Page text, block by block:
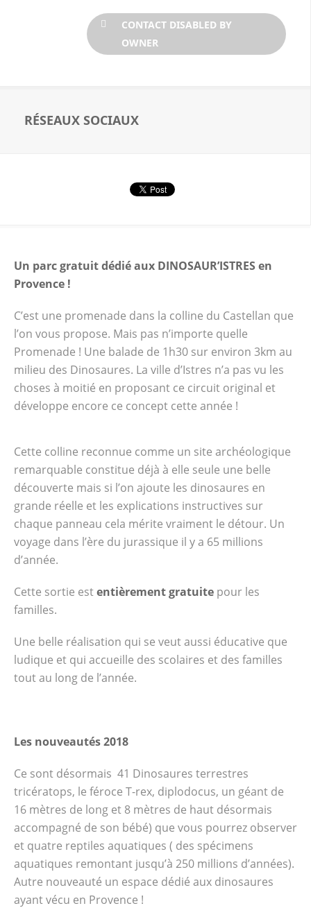
CONTACT DISABLED BY
OWNER
RÉSEAUX SOCIAUX
Un parc gratuit dédié aux DINOSAUR’ISTRES en
Provence !
C’est une promenade dans la colline du Castellan que
l’on vous propose. Mais pas n’importe quelle
Promenade ! Une balade de 1h30 sur environ 3km au
milieu des Dinosaures. La ville d’Istres n’a pas vu les
choses à moitié en proposant ce circuit original et
développe encore ce concept cette année !
Cette colline reconnue comme un site archéologique
remarquable constitue déjà à elle seule une belle
découverte mais si l’on ajoute les dinosaures en
grande réelle et les explications instructives sur
chaque panneau cela mérite vraiment le détour. Un
voyage dans l’ère du jurassique il y a 65 millions
d’année.
Cette sortie estentièrement gratuite pour les
familles.
Une belle réalisation qui se veut aussi éducative que
ludique et qui accueille des scolaires et des familles
tout au long de l’année.
Les nouveautés 2018
Ce sont désormais 41 Dinosaures terrestres
tricératops, le féroce T-rex, diplodocus, un géant de
16 mètres de long et 8 mètres de haut désormais
accompagné de son bébé) que vous pourrez observer
et quatre reptiles aquatiques ( des spécimens
aquatiques remontant jusqu’à 250 millions d’années).
Autre nouveauté un espace dédié aux dinosaures
ayant vécu en Provence !